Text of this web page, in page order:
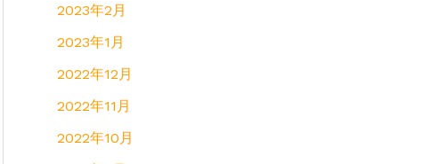
2023年2月
2023年1月
2022年12月
2022年11月
2022年10月